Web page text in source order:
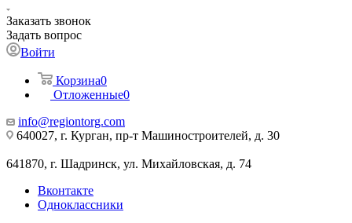
Заказать звонок
Задать вопрос
Войти
Корзина0
Отложенные0
info@regiontorg.com
640027, г. Курган, пр-т Машиностроителей, д. 30
641870, г. Шадринск, ул. Михайловская, д. 74
Вконтакте
Одноклассники